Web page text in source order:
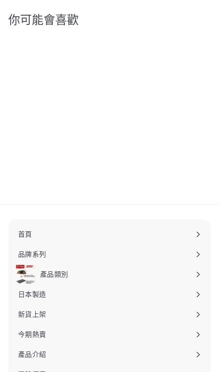
你可能會喜歡
首頁
品牌系列
產品類別
日本製造
新貨上架
今期熱賣
產品介紹